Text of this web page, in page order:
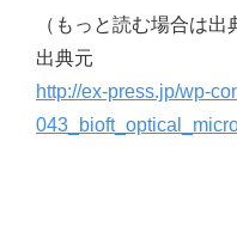
（もっと読む場合は出
出典元
http://ex-press.jp/wp-